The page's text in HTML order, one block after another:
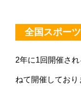
全国スポー
2年に1回開催さ
ねて開催してお